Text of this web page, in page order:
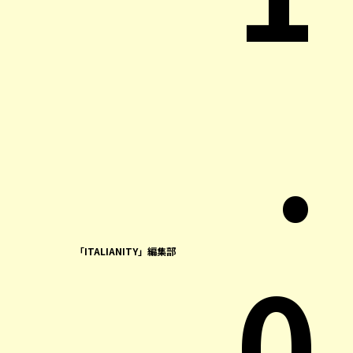
「ITALIANITY」編集部
.